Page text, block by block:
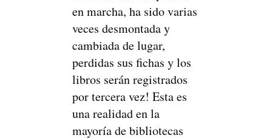
en marcha, ha sido varias
veces desmontada y
cambiada de lugar,
perdidas sus fichas y los
libros serán registrados
por tercera vez! Esta es
una realidad en la
mayoría de bibliotecas